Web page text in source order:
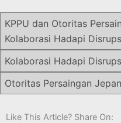
KPPU dan Otoritas
Kolaborasi Hadapi
Kolaborasi Hadapi
Otoritas Persaingan
Like This Article? Share On: